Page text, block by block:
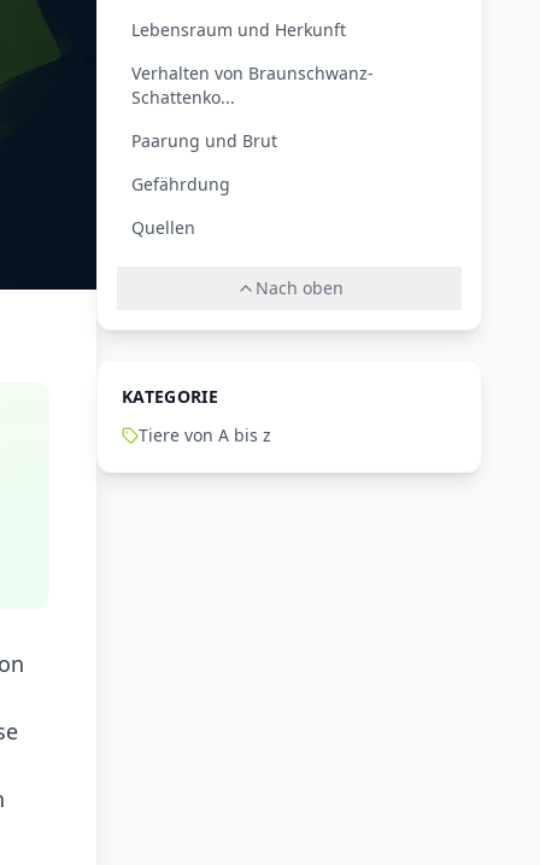
Lebensraum und Herkunft
Verhalten von Braunschwanz-
Schattenko...
Paarung und Brut
Gefährdung
Quellen
Nach oben
KATEGORIE
Tiere von A bis z